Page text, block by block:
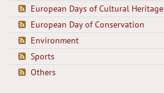
European Days of Cultural Heritage
European Day of Conservation
Environment
Sports
Others